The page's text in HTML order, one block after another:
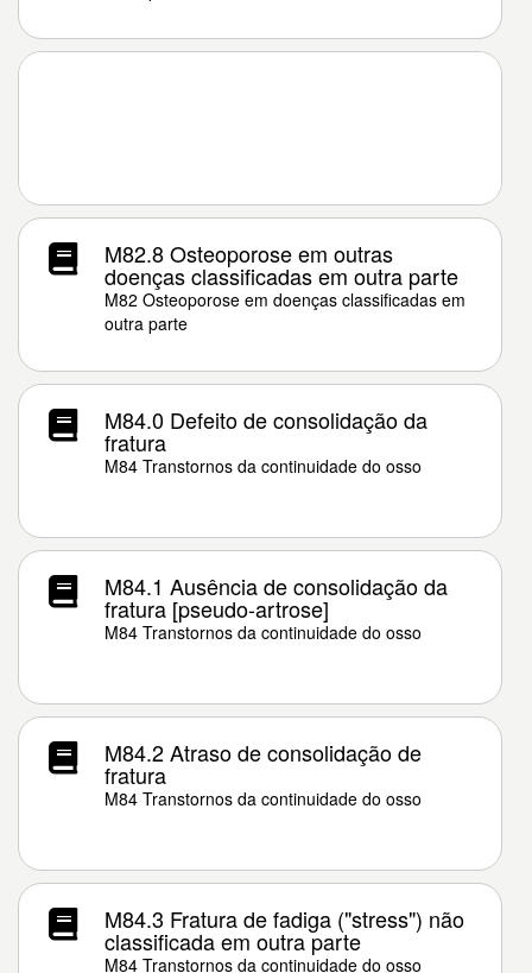
M82.8 Osteoporose em outras
doenças classificadas em outra parte
M82 Osteoporose em doenças classificadas em
outra parte
M84.0 Defeito de consolidação da
fratura
M84 Transtornos da continuidade do osso
M84.1 Ausência de consolidação da
fratura [pseudo-artrose]
M84 Transtornos da continuidade do osso
M84.2 Atraso de consolidação de
fratura
M84 Transtornos da continuidade do osso
M84.3 Fratura de fadiga ("stress") não
classificada em outra parte
M84 Transtornos da continuidade do osso